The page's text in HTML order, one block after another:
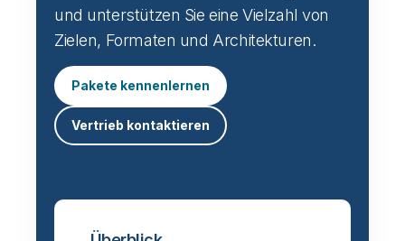
und unterstützen Sie eine Vielzahl von
Zielen, Formaten und Architekturen.
Pakete kennenlernen
Vertrieb kontaktieren